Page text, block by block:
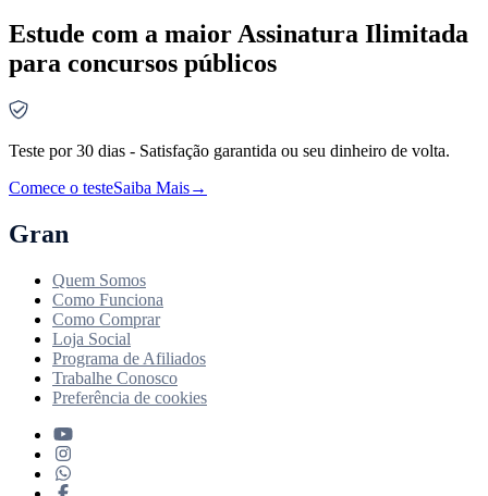
Estude com a maior Assinatura Ilimitada
para concursos públicos
Teste por 30 dias - Satisfação garantida ou seu dinheiro de volta.
Comece o testeSaiba Mais→
Gran
Quem Somos
Como Funciona
Como Comprar
Loja Social
Programa de Afiliados
Trabalhe Conosco
Preferência de cookies